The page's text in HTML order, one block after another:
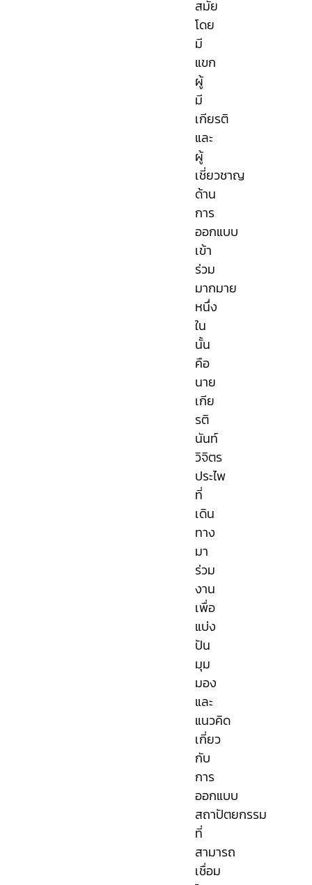
สมัย
โดย
มี
แขก
ผู้
มี
เกียรติ
และ
ผู้
เชี่ยวชาญ
ด้าน
การ
ออกแบบ
เข้า
ร่วม
มากมาย
หนึ่ง
ใน
นั้น
คือ
นาย
เกีย
รติ
นันท์
วิจิตร
ประไพ
ที่
เดิน
ทาง
มา
ร่วม
งาน
เพื่อ
แบ่ง
ปัน
มุม
มอง
และ
แนวคิด
เกี่ยว
กับ
การ
ออกแบบ
สถาปัตยกรรม
ที่
สามารถ
เชื่อม